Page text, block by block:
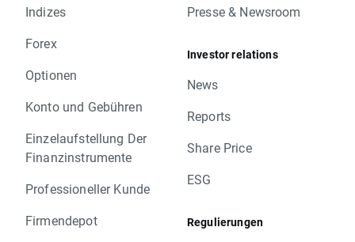
Indizes
Forex
Optionen
Konto und Gebühren
Einzelaufstellung Der
Finanzinstrumente
Professioneller Kunde
Firmendepot
Presse & Newsroom
Investor relations
News
Reports
Share Price
ESG
Regulierungen